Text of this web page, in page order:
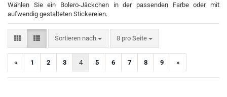
Wählen Sie ein Bolero-Jäckchen in der passenden Farbe oder mit
aufwendig gestalteten Stickereien.
Sortieren nach
Sortieren nach 8 pro Seite
pro Seite
« 1 2 3 4 5 6 7 8 9 »